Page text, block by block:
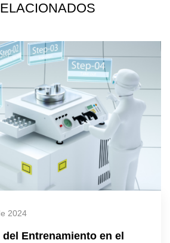
2024
Entrenamiento en el